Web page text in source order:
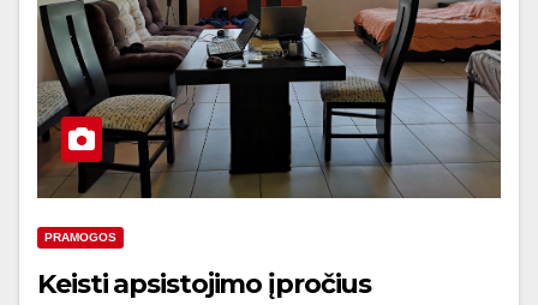
PRAMOGOS
Keisti apsistojimo įpročius